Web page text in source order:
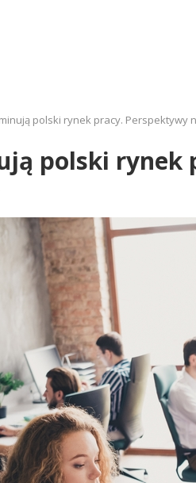
polski rynek pracy. Perspektywy
polski rynek